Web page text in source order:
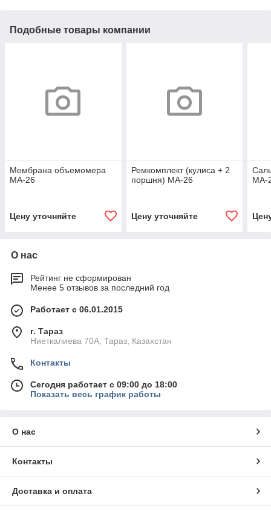
Подобные товары компании
Мембрана объемомера
МА-26
Цену уточняйте
Ремкомплект (кулиса + 2
поршня) МА-26
Цену уточняйте
МА-
О нас
Рейтинг не сформирован
Менее 5 отзывов за последний год
Работает с 06.01.2015
г. Тараз
Ниеткалиева 70А, Тараз, Казахстан
Контакты
Сегодня работает с 09:00 до 18:00
Показать весь график работы
О нас
Контакты
Доставка и оплата